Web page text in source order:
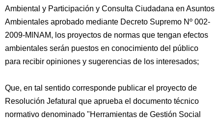
Ambiental y Participación y Consulta Ciudadana en Asuntos
Ambientales aprobado mediante Decreto Supremo Nº 002-
2009-MlNAM, los proyectos de normas que tengan efectos
ambientales serán puestos en conocimiento del público
para recibir opiniones y sugerencias de los interesados;
Que, en tal sentido corresponde publicar el proyecto de
Resolución Jefatural que aprueba el documento técnico
normativo denominado "Herramientas de Gestión Social